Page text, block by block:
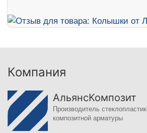
Компания
АльянсКомпозит
Производитель
композитной арматуры